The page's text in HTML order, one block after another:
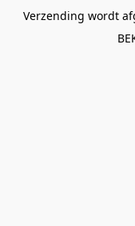
Verzending wordt